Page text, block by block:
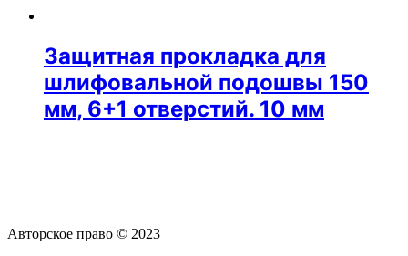
Защитная прокладка для
шлифовальной подошвы 150
мм, 6+1 отверстий. 10 мм
Авторское право © 2023